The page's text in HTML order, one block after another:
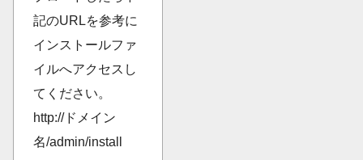
記のURLを参考に
インストールファ
イルへアクセスし
てください。
http://ドメイン
名/admin/install